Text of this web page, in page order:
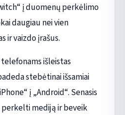
į duomenų perkėlimo
daugiau nei vien
ir vaizdo įrašus.
išleistas
stebėtinai išsamiai
į „Android“. Senasis
perkelti mediją ir beveik